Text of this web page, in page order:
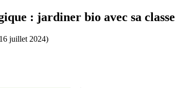
: jardiner bio avec sa classe
juillet 2024)